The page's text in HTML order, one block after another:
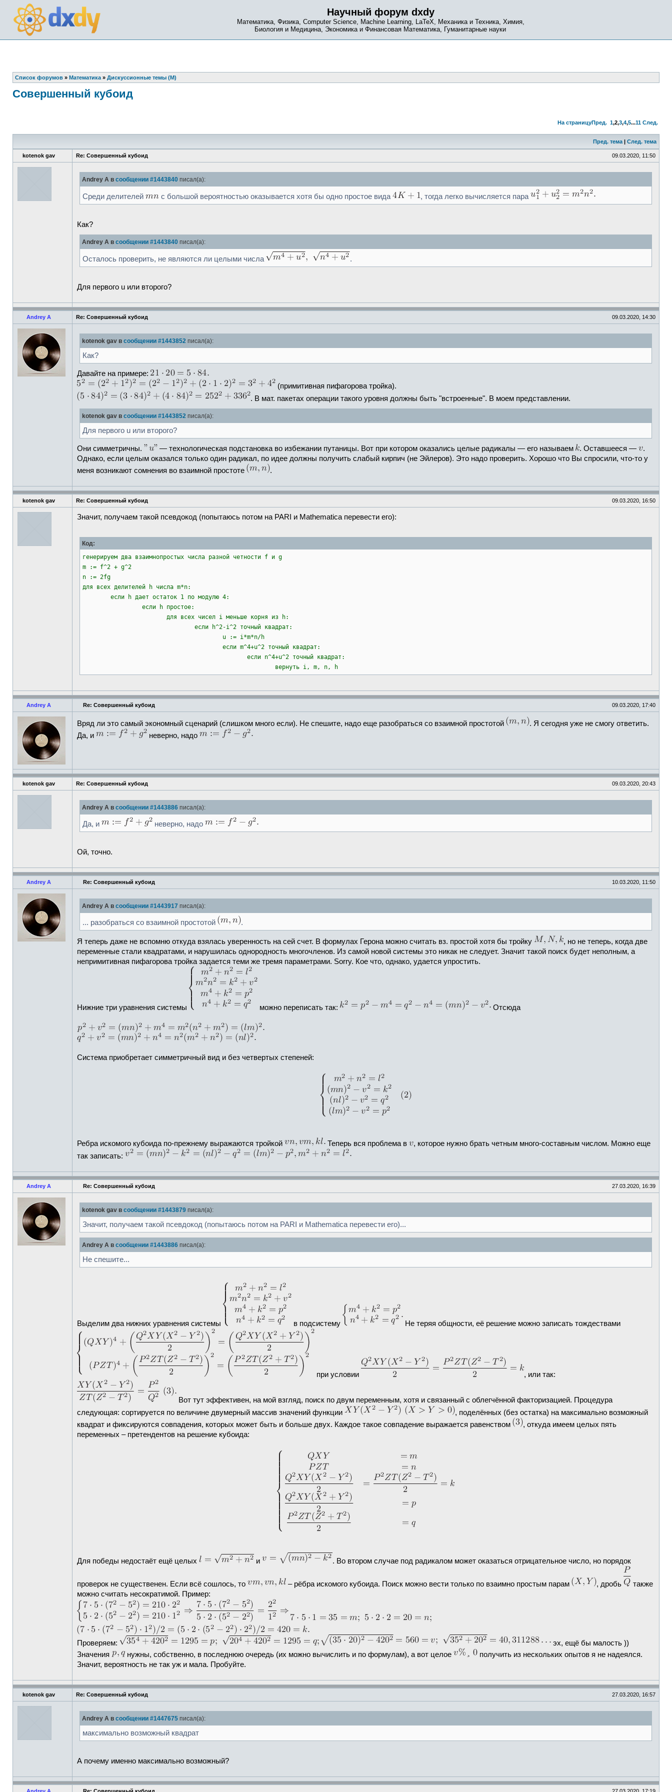
Научный форум dxdy
Математика, Физика, Computer Science, Machine Learning, LaTeX, Механика и Техника, Химия,
Биология и Медицина, Экономика и Финансовая Математика, Гуманитарные науки
Список форумов » Математика » Дискуссионные темы (М)
Совершенный кубоид
На страницуПред. 1,2,3,4,5...11 След.
Пред. тема | След. тема
kotenok gav Re: Совершенный кубоид 09.03.2020, 11:50
Andrey A в сообщении #1443840 писал(а):
Среди делителей с большой вероятностью оказывается хотя бы одно простое вида , тогда легко вычисляется пара
Как?
Andrey A в сообщении #1443840 писал(а):
Осталось проверить, не являются ли целыми числа .
Для первого u или второго?
Andrey A Re: Совершенный кубоид 09.03.2020, 14:30
kotenok gav в сообщении #1443852 писал(а):
Как?
Давайте на примере:
(примитивная пифагорова тройка).
. В мат. пакетах операции такого уровня должны быть "встроенные". В моем представлении.
kotenok gav в сообщении #1443852 писал(а):
Для первого u или второго?
Они симметричны. — технологическая подстановка во избежании путаницы. Вот при котором оказались целые радикалы — его называем . Оставшееся —
.
Однако, если целым оказался только один радикал, по идее должны получить слабый кирпич (не Эйлеров). Это надо проверить. Хорошо что Вы спросили, что-то у
меня возникают сомнения во взаимной простоте
.
kotenok gav Re: Совершенный кубоид 09.03.2020, 16:50
Значит, получаем такой псевдокод (попытаюсь потом на PARI и Mathematica перевести его):
Код:
генерируем два взаимнопростых числа разной четности f и g
m := f^2 + g^2
n := 2fg
для всех делителей h числа m*n:
если h дает остаток 1 по модулю 4:
если h простое:
для всех чисел i меньше корня из h:
если h^2-i^2 точный квадрат:
u := i*m*n/h
если m^4+u^2 точный квадрат:
если n^4+u^2 точный квадрат:
вернуть i, m, n, h
Andrey A Re: Совершенный кубоид 09.03.2020, 17:40
Вряд ли это самый экономный сценарий (слишком много если). Не спешите, надо еще разобраться со взаимной простотой
. Я сегодня уже не смогу ответить.
Да, и
неверно, надо
kotenok gav Re: Совершенный кубоид 09.03.2020, 20:43
Andrey A в сообщении #1443886 писал(а):
Да, и неверно, надо
Ой, точно.
Andrey A Re: Совершенный кубоид 10.03.2020, 11:50
Andrey A в сообщении #1443917 писал(а):
... разобраться со взаимной простотой .
Я теперь даже не вспомню откуда взялась уверенность на сей счет. В формулах Герона можно считать вз. простой хотя бы тройку
, но не теперь, когда две
переменные стали квадратами, и нарушилась однородность многочленов. Из самой новой системы это никак не следует. Значит такой поиск будет неполным, а
непримитивная пифагорова тройка задается теми же тремя параметрами. Sorry. Кое что, однако, удается упростить.
Нижние три уравнения системы можно переписать так: Отсюда
Система приобретает симметричный вид и без четвертых степеней:
Ребра искомого кубоида по-прежнему выражаются тройкой Теперь вся проблема в
, которое нужно брать четным много-составным числом. Можно еще
так записать:
Andrey A Re: Совершенный кубоид 27.03.2020, 16:39
kotenok gav в сообщении #1443879 писал(а):
Значит, получаем такой псевдокод (попытаюсь потом на PARI и Mathematica перевести его)...
Andrey A в сообщении #1443886 писал(а):
Не спешите...
Выделим два нижних уравнения системы в подсистему Не теряя общности, её решение можно записать тождествами
при условии , или так:
Вот тут эффективен, на мой взгляд, поиск по двум переменным, хотя и связанный с облегчённой факторизацией. Процедура
следующая: сортируется по величине двумерный массив значений функции
, поделённых (без остатка) на максимально возможный
квадрат и фиксируются совпадения, которых может быть и больше двух. Каждое такое совпадение выражается равенством
, откуда имеем целых пять
переменных – претендентов на решение кубоида:
Для победы недостаёт ещё целых и . Во втором случае под радикалом может оказаться отрицательное число, но порядок
проверок не существенен. Если всё сошлось, то – рёбра искомого кубоида. Поиск можно вести только по взаимно простым парам , дробь
также
можно считать несократимой. Пример:
Проверяем:
эх, ещё бы малость ))
Значения
нужны, собственно, в последнюю очередь (их можно вычислить и по формулам), а вот целое
получить из нескольких опытов я не надеялся.
Значит, вероятность не так уж и мала. Пробуйте.
kotenok gav Re: Совершенный кубоид 27.03.2020, 16:57
Andrey A в сообщении #1447675 писал(а):
максимально возможный квадрат
А почему именно максимально возможный?